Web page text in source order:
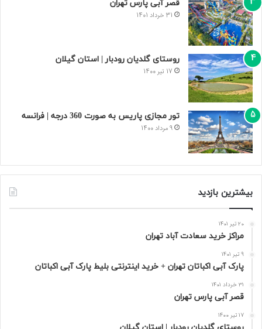
قصر آبی پارس تهران
31 خرداد 1401
روستای گلدیان رودبار | استان گیلان
17 تیر 1400
تور مجازی پاریس به صورت 360 درجه | فرانسه
9 مرداد 1400
بیشترین بازدید
20 تیر 1401
مراکز خرید سعادت‌ آباد تهران
9 تیر 1401
پارک آبی اکباتان تهران + خرید اینترنتی بلیط پارک آبی اکباتان
31 خرداد 1401
قصر آبی پارس تهران
17 تیر 1400